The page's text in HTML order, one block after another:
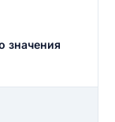
значения